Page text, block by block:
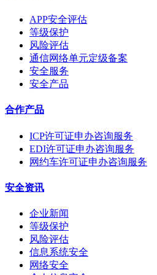
APP安全评估
等级保护
风险评估
通信网络单元定级备案
安全服务
安全产品
合作产品
ICP许可证申办咨询服务
EDI许可证申办咨询服务
网约车许可证申办咨询服务
安全资讯
企业新闻
等级保护
风险评估
信息系统安全
网络安全